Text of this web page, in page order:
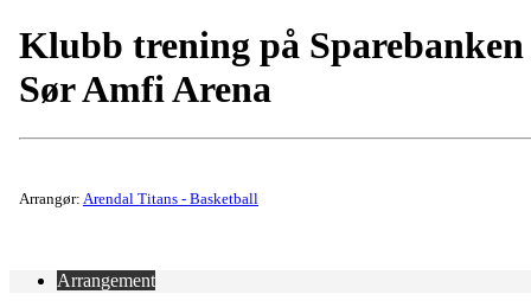
Klubb trening på Sparebanken
Sør Amfi Arena
Arrangør: Arendal Titans - Basketball
Arrangement